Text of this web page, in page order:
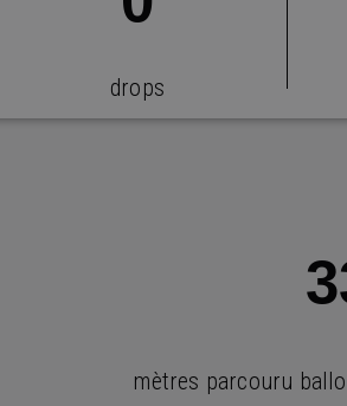
drops
mètres parcouru